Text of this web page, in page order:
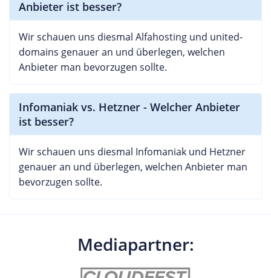
Anbieter ist besser?
Wir schauen uns diesmal Alfahosting und united-
domains genauer an und überlegen, welchen
Anbieter man bevorzugen sollte.
Infomaniak vs. Hetzner - Welcher Anbieter
ist besser?
Wir schauen uns diesmal Infomaniak und Hetzner
genauer an und überlegen, welchen Anbieter man
bevorzugen sollte.
Mediapartner: